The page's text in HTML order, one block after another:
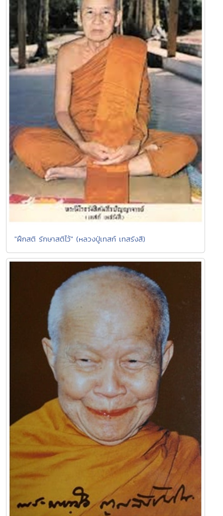
"ฝึกสติ รักษาสติไว้" (หลวงปู่เทสก์ เทสรังสี)